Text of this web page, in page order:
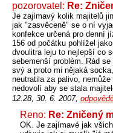
pozorovatel: Re:
Je zajímavý kolik majitelů
jak "zasvěceně" se o ní
konfekce určená pro denní
156 od počátku pohlížel
dvoulitra leju to nejlepší co
sebemenší problém. Rád
svý a proto mi nějaká
neutratila za palivo,
nedovolí aby se stala
12.28, 30. 6. 2007,
Reno: Re: Zničený
OK. Je zajímavé jak